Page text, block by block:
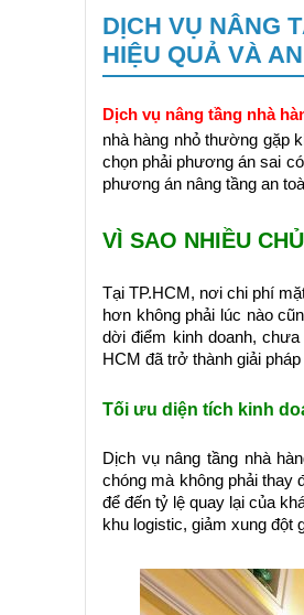
DỊCH VỤ NÂNG
HIỆU QUẢ VÀ
Dịch vụ nâng tầng nhà
nhà hàng nhỏ thường gặp
chọn phải phương án sai
phương án nâng tầng an
VÌ SAO NHIỀU
Tại TP.HCM, nơi chi phí
hơn không phải lúc nào
dời điểm kinh doanh,
HCM đã trở thành giải
Tối ưu diện tích kinh
Dịch vụ nâng tầng nhà
chóng mà không phải thay
để đến tỷ lệ quay lại của
khu logistic, giảm xung đột